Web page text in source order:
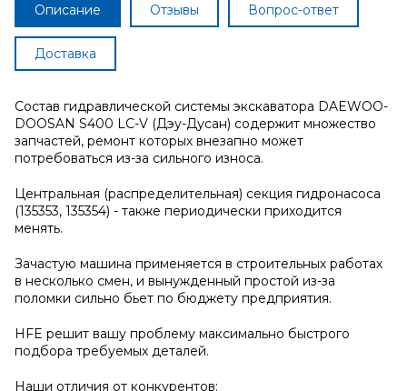
Описание Отзывы Вопрос-ответ
Доставка
Состав гидравлической системы экскаватора DAEWOO-
DOOSAN S400 LC-V (Дэу-Дусан) содержит множество
запчастей, ремонт которых внезапно может
потребоваться из-за сильного износа.
Центральная (распределительная) секция гидронасоса
(135353, 135354) - также периодически приходится
менять.
Зачастую машина применяется в строительных работах
в несколько смен, и вынужденный простой из-за
поломки сильно бьет по бюджету предприятия.
HFE решит вашу проблему максимально быстрого
подбора требуемых деталей.
Наши отличия от конкурентов: